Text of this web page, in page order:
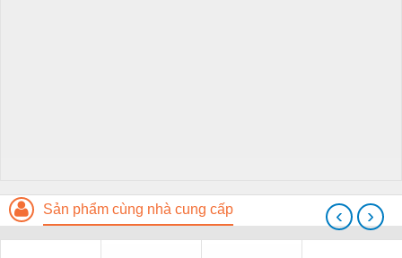
Sản phẩm cùng nhà cung cấp ‹ ›